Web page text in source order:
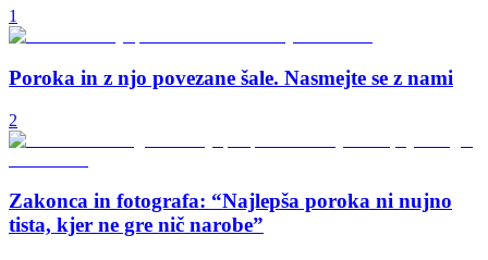
1
Poroka in z njo povezane šale. Nasmejte se z nami
2
Zakonca in fotografa: “Najlepša poroka ni nujno
tista, kjer ne gre nič narobe”